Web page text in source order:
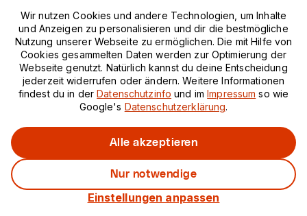
Jetzt bewerben auf für das
Data Engineering Bootcamp
Wir nutzen Cookies und andere Technologien, um Inhalte
und Anzeigen zu personalisieren und dir die bestmögliche
Nutzung unserer Webseite zu ermöglichen. Die mit Hilfe von
Cookies gesammelten Daten werden zur Optimierung der
Webseite genutzt. Natürlich kannst du deine Entscheidung
jederzeit widerrufen oder ändern. Weitere Informationen
findest du in derDatenschutzinfo und imImpressum so wie
Google's Datenschutzerklärung.
Alle akzeptieren
Nur notwendige
Einstellungen anpassen